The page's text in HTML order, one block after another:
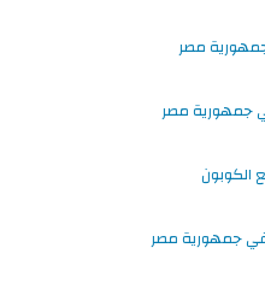
مصر
جمهورية مصر
الكوبون
جمهورية مصر